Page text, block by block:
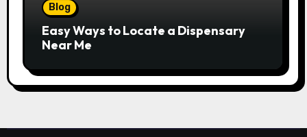
Blog
Easy Ways to Locate a Dispensary
Near Me